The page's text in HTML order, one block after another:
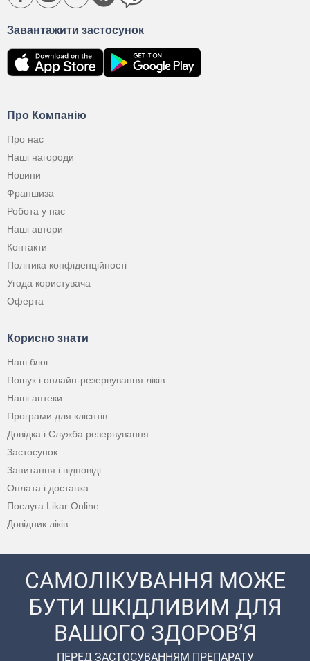
Про Компанію
Про нас
Наші нагороди
Новини
Франшиза
Робота у нас
Наші автори
Контакти
Політика конфіденційності
Угода користувача
Оферта
Корисно знати
Наш блог
Пошук і онлайн-резервування ліків
Наші аптеки
Програми для клієнтів
Довідка і Служба резервування
Застосунок
Запитання і відповіді
Оплата і доставка
Послуга Likar Online
Довідник ліків
Завантажити застосунок
САМОЛІКУВАННЯ МОЖЕ
БУТИ ШКІДЛИВИМ ДЛЯ
ВАШОГО ЗДОРОВ’Я
ПЕРЕД ЗАСТОСУВАННЯМ ПРЕПАРАТУ